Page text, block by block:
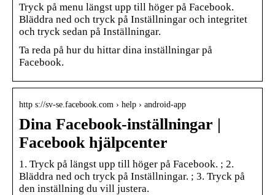
Tryck på menu längst upp till höger på Facebook.
Bläddra ned och tryck på Inställningar och integritet
och tryck sedan på Inställningar.
Ta reda på hur du hittar dina inställningar på
Facebook.
http s://sv-se.facebook.com › help › android-app
Dina Facebook-inställningar |
Facebook hjälpcenter
1. Tryck på längst upp till höger på Facebook. ; 2.
Bläddra ned och tryck på Inställningar. ; 3. Tryck på
den inställning du vill justera.